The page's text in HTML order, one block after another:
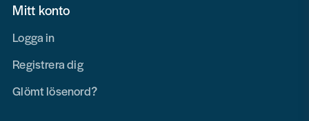
Mitt konto
Logga in
Registrera dig
Glömt lösenord?